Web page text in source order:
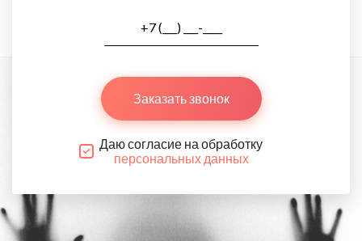
Заказать звонок
Даю согласие на обработку
персональных данных